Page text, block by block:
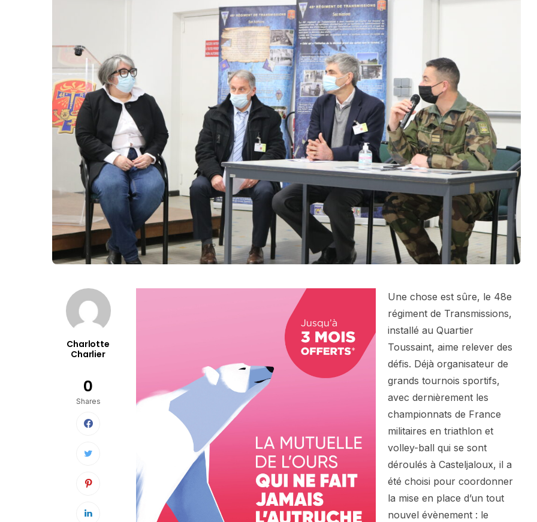
Charlotte
Charlier
0
Shares
Une chose est sûre, le 48e
régiment de Transmissions,
installé au Quartier
Toussaint, aime relever des
défis. Déjà organisateur de
grands tournois sportifs,
avec dernièrement les
championnats de France
militaires en triathlon et
volley-ball qui se sont
déroulés à Casteljaloux, il a
été choisi pour coordonner
la mise en place d’un tout
nouvel évènement : le